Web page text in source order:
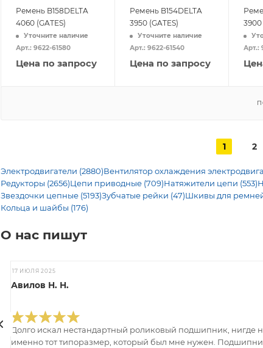
Ремень B158DELTA
4060 (GATES)
Уточните наличие
Арт.: 9622-61580
Цена по запросу
Ремень B154DELTA
3950 (GATES)
Уточните наличие
Арт.: 9622-61540
Цена по запросу
3900
Арт.:
1 2
Электродвигатели (2880)Вентилятор охлаждения
Редукторы (2656)Цепи приводные (709)Натяжители цепи (553)
Звездочки цепные (5193)Зубчатые рейки (47)Шкивы для ремней
Кольца и шайбы (176)
О нас пишут
17 ИЮЛЯ 2025
Авилов Н. Н.
Долго искал нестандартный роликовый подшипник, нигде
именно тот типоразмер, который был мне нужен.